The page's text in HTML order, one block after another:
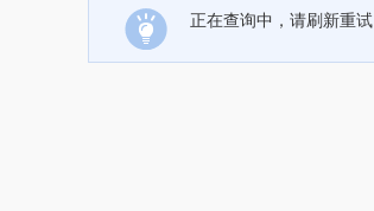
正在查询中，请刷新重试